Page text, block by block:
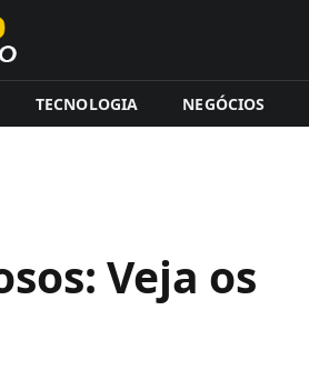
TECNOLOGIA NEGÓCIOS
Veja os